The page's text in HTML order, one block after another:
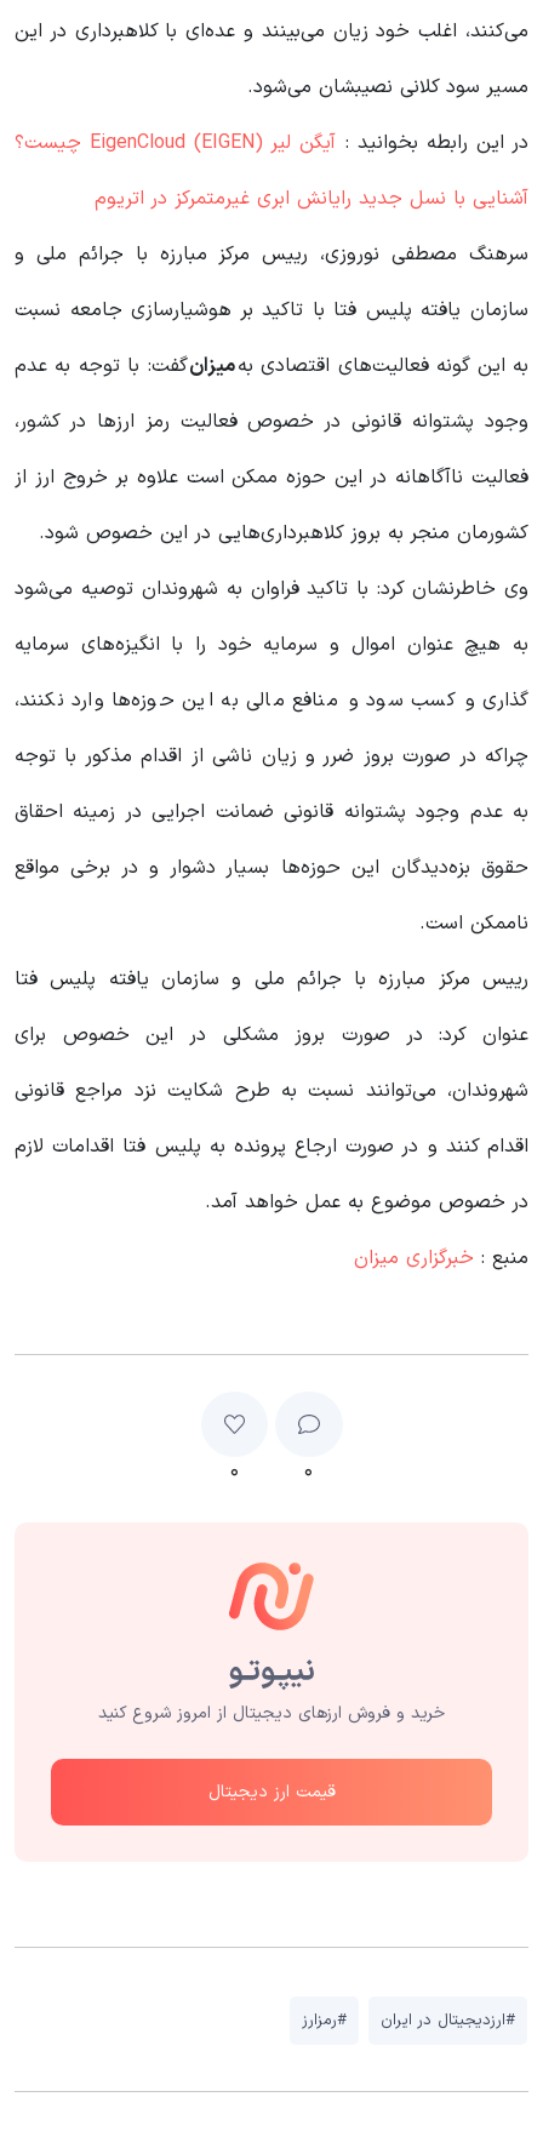
می‌کنند، اغلب خود زیان می‌بینند و عده‌ای با کلاهبرداری در این
مسیر سود کلانی نصیبشان می‌شود.
در این رابطه بخوانید‌ :
آیگن لیر EigenCloud (EIGEN) چیست؟
آشنایی با نسل جدید رایانش ابری غیرمتمرکز در اتریوم
سرهنگ مصطفی نوروزی، رییس مرکز مبارزه با جرائم ملی و
سازمان یافته پلیس فتا با تاکید بر هوشیارسازی جامعه نسبت
به این گونه فعالیت‌های اقتصادی بهمیزانگفت: با توجه به عدم
وجود پشتوانه قانونی در خصوص فعالیت رمز ارز‌ها در کشور،
فعالیت ناآگاهانه در این حوزه ممکن است علاوه بر خروج ارز از
کشورمان منجر به بروز کلاهبرداری‌هایی در این خصوص شود.
وی خاطرنشان کرد: با تاکید فراوان به شهروندان توصیه می‌شود
به هیچ عنوان اموال و سرمایه خود را با انگیزه‌های سرمایه
گذاری و کسب سود و منافع مالی به این حوزه‌ها وارد نکنند،
چراکه در صورت بروز ضرر و زیان ناشی از اقدام مذکور با توجه
به عدم وجود پشتوانه قانونی ضمانت اجرایی در زمینه احقاق
حقوق بزه‌دیدگان این حوزه‌ها بسیار دشوار و در برخی مواقع
ناممکن است.
رییس مرکز مبارزه با جرائم ملی و سازمان یافته پلیس فتا
عنوان کرد: در صورت بروز مشکلی در این خصوص برای
شهروندان، می‌توانند نسبت به طرح شکایت نزد مراجع قانونی
اقدام کنند و در صورت ارجاع پرونده به پلیس فتا اقدامات لازم
در خصوص موضوع به عمل خواهد آمد.
منبع : خبرگزاری میزان
۰ ۰
خرید و فروش ارزهای دیجیتال از امروز شروع کنید
قیمت ارز دیجیتال
#ارزدیجیتال در ایران #رمزارز